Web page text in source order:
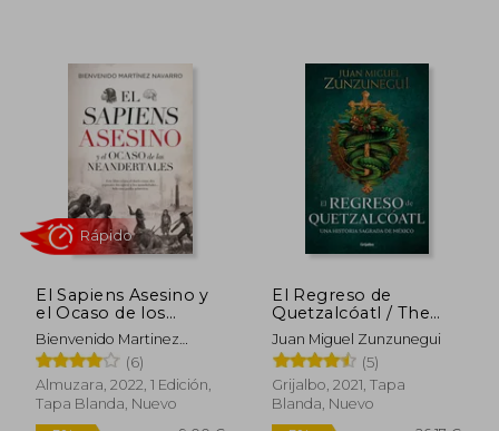
5%
dcto.
5%
dcto.
El Sapiens Asesino y
el Ocaso de los
Neandertales
Bienvenido Martinez
Navarro
(6)
Almuzara, 2022, 1 Edición,
Tapa Blanda, Nuevo
El Regreso de
Quetzalcóatl / The
Return of
Quetzalcóatl
Juan Miguel Zunzunegui
(5)
Grijalbo, 2021, Tapa
Blanda, Nuevo